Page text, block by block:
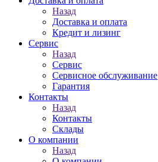
Назад
Доставка и оплата
Кредит и лизинг
Сервис
Назад
Сервис
Сервисное обслуживание
Гарантия
Контакты
Назад
Контакты
Склады
О компании
Назад